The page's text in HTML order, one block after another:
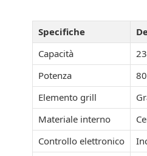
Specifiche
Capacità
Potenza
Elemento grill
Materiale interno
Controllo elettronico